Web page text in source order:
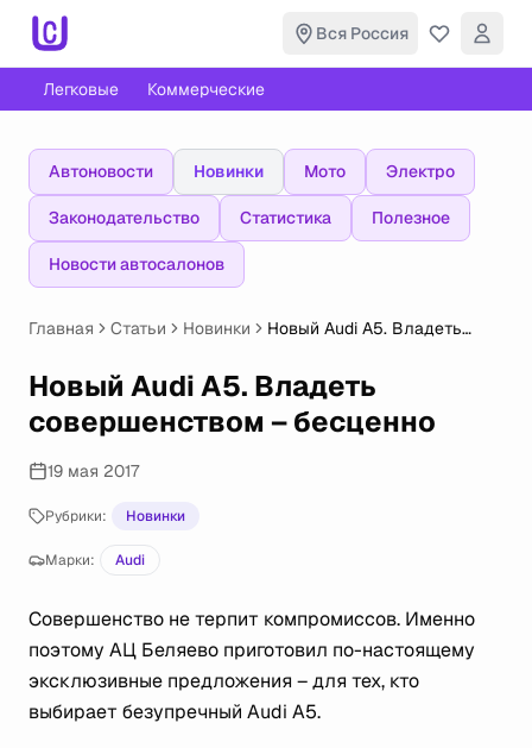
Вся Россия
Легковые Коммерческие
Автоновости Новинки Мото Электро
Законодательство Статистика Полезное
Новости автосалонов
Главная Статьи Новинки
Новый Audi A5. Владеть
Новый Audi A5. Владеть
совершенством – бесценно
19 мая 2017
Рубрики: Новинки
Марки: Audi
Совершенство не терпит компромиссов. Именно
поэтому АЦ Беляево приготовил по-настоящему
эксклюзивные предложения – для тех, кто
выбирает безупречный Audi A5.